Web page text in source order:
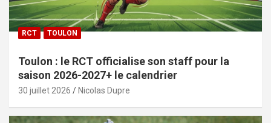
RCT TOULON
Toulon : le RCT officialise son staff pour la
saison 2026-2027+ le calendrier
30 juillet 2026 Nicolas Dupre